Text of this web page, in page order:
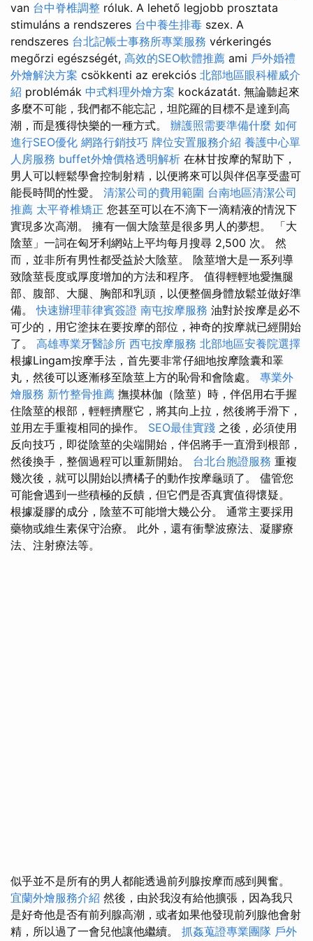
van 台中脊椎調整 róluk. A lehető legjobb prosztata
stimuláns a rendszeres 台中養生排毒 szex. A
rendszeres 台北記帳士事務所專業服務 vérkeringés
megőrzi egészségét, 高效的SEO軟體推薦 ami 戶外婚禮
外燴解決方案 csökkenti az erekciós 北部地區眼科權威介
紹 problémák 中式料理外燴方案 kockázatát. 無論聽起來
多麼不可能，我們都不能忘記，坦陀羅的目標不是達到高
潮，而是獲得快樂的一種方式。 辦護照需要準備什麼 如何
進行SEO優化 網路行銷技巧 牌位安置服務介紹 養護中心單
人房服務 buffet外燴價格透明解析 在林甘按摩的幫助下，
男人可以輕鬆學會控制射精，以便將來可以與伴侶享受盡可
能長時間的性愛。 清潔公司的費用範圍 台南地區清潔公司
推薦 太平脊椎矯正 您甚至可以在不滴下一滴精液的情況下
實現多次高潮。 擁有一個大陰莖是很多男人的夢想。 「大
陰莖」一詞在匈牙利網站上平均每月搜尋 2,500 次。 然
而，並非所有男性都受益於大陰莖。 陰莖增大是一系列導
致陰莖長度或厚度增加的方法和程序。 值得輕輕地愛撫腿
部、腹部、大腿、胸部和乳頭，以便整個身體放鬆並做好準
備。快速辦理菲律賓簽證 南屯按摩服務 油對於按摩是必不
可少的，用它塗抹在要按摩的部位，神奇的按摩就已經開始
了。 高雄專業牙醫診所 西屯按摩服務 北部地區安養院選擇
根據Lingam按摩手法，首先要非常仔細地按摩陰囊和睪
丸，然後可以逐漸移至陰莖上方的恥骨和會陰處。 專業外
燴服務 新竹整骨推薦 撫摸林伽（陰莖）時，伴侶用右手握
住陰莖的根部，輕輕擠壓它，將其向上拉，然後將手滑下，
並用左手重複相同的操作。 SEO最佳實踐 之後，必須使用
反向技巧，即從陰莖的尖端開始，伴侶將手一直滑到根部，
然後換手，整個過程可以重新開始。 台北台胞證服務 重複
幾次後，就可以開始以擠橘子的動作按摩龜頭了。 儘管您
可能會遇到一些積極的反饋，但它們是否真實值得懷疑。
根據凝膠的成分，陰莖不可能增大幾公分。 通常主要採用
藥物或維生素保守治療。 此外，還有衝擊波療法、凝膠療
法、注射療法等。
似乎並不是所有的男人都能透過前列腺按摩而感到興奮。
宜蘭外燴服務介紹 然後，由於我沒有給他擴張，因為我只
是好奇他是否有前列腺高潮，或者如果他發現前列腺他會射
精，所以過了一會兒他讓他繼續。 抓姦蒐證專業團隊 戶外